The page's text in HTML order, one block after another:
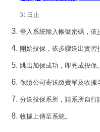
31日止
登入系統輸入帳號密碼，依
開始投保，依步驟送出實習
跳出加保成功，即完成投保。
保險公司寄送繳費單及收據
分送投保系所，請系所自行
收據上傳至系統。